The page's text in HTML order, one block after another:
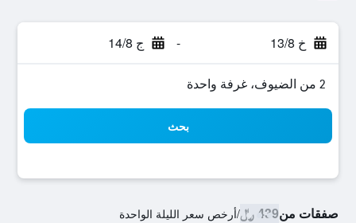
خ 13/8 - ج 14/8
2 من الضيوف، غرفة واحدة
بحث
صفقات من439 ﷼ /أرخص سعر الليلة الواحدة